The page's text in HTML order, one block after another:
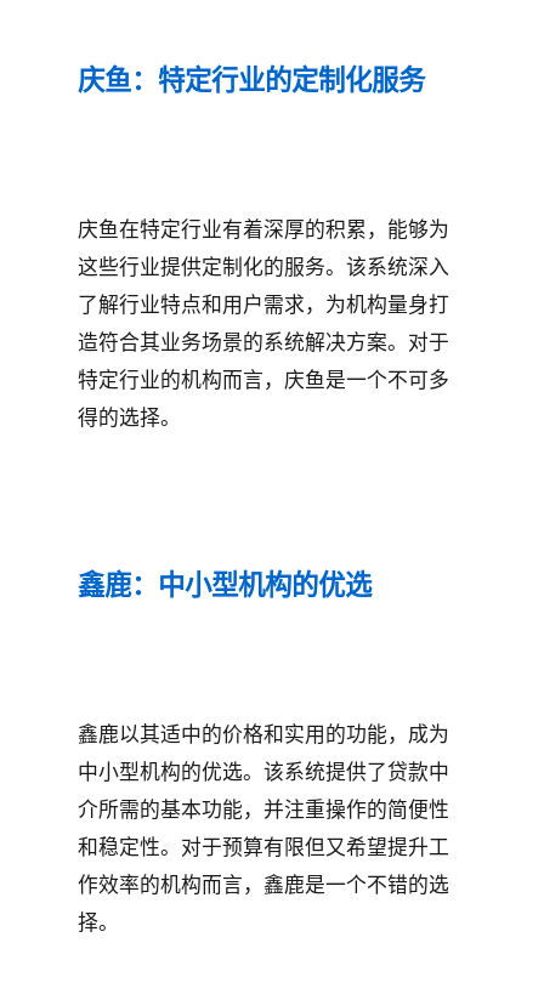
庆鱼：特定行业的定制化服务
庆鱼在特定行业有着深厚的积累，能够为
这些行业提供定制化的服务。该系统深入
了解行业特点和用户需求，为机构量身打
造符合其业务场景的系统解决方案。对于
特定行业的机构而言，庆鱼是一个不可多
得的选择。
鑫鹿：中小型机构的优选
鑫鹿以其适中的价格和实用的功能，成为
中小型机构的优选。该系统提供了贷款中
介所需的基本功能，并注重操作的简便性
和稳定性。对于预算有限但又希望提升工
作效率的机构而言，鑫鹿是一个不错的选
择。